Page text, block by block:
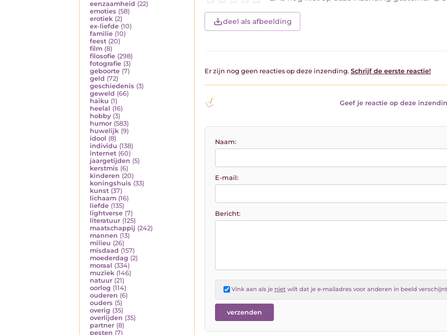
eenzaamheid (22)
emoties (58)
erotiek (2)
ex-liefde (10)
familie (10)
feest (20)
film (8)
filosofie (298)
fotografie (3)
geboorte (7)
geld (72)
geschiedenis (3)
geweld (66)
haiku (1)
heelal (16)
hobby (3)
humor (583)
huwelijk (9)
idool (8)
individu (138)
internet (60)
jaargetijden (5)
kerstmis (6)
kinderen (20)
koningshuis (33)
kunst (37)
lichaam (16)
liefde (135)
lightverse (7)
literatuur (125)
maatschappij (242)
mannen (13)
milieu (26)
misdaad (157)
moederdag (2)
moraal (334)
muziek (146)
natuur (21)
oorlog (114)
ouderen (6)
ouders (5)
overig (35)
overlijden (35)
partner (8)
pesten (7)
deel als afbeelding
Er zijn nog geen reacties op deze inzending. Schrijf de eerste reactie!
Geef je reactie op deze
Naam:
E-mail:
Bericht:
Vink aan als je nietwilt dat je e-mailadres voor anderen in beeld verschijnt